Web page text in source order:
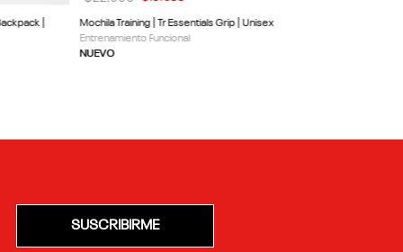
|
Mochila Training | Tr Essentials Grip | Unisex
Entrenamiento Funcional
NUEVO
SUSCRIBIRME